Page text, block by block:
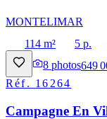
MONTELIMAR
114 m²
5 p.
8 photos649
Réf. 16264
Campagne En